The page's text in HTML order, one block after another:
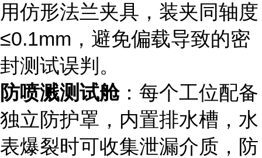
用仿形法兰夹具，装夹同轴度
≤0.1mm，避免偏载导致的密
封测试误判。
防喷溅测试舱：每个工位配备
独立防护罩，内置排水槽，水
表爆裂时可收集泄漏介质，防